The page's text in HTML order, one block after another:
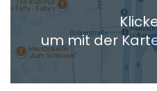
+ Aktuellen Standort
Die berechneten
Verkehrsdaten eines
um mit der